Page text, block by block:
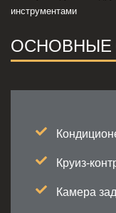
инструментами
ОСНОВНЫЕ
Круиз-
Камера